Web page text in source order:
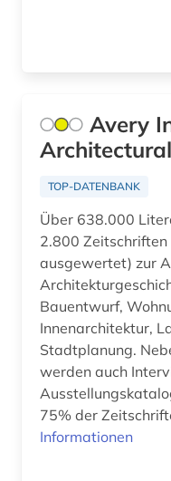
cicognara (1)
dehio, georg | kunsthistoriker; hochschullehrer;
design (18)
deutsch (1)
Avery
TOP-DATENBANK
Über 638.000
2.800
ausgewertet) zur
Bauentwurf,
Innenarchitektur,
Stadtplanung.
werden auch
75% der
Informationen